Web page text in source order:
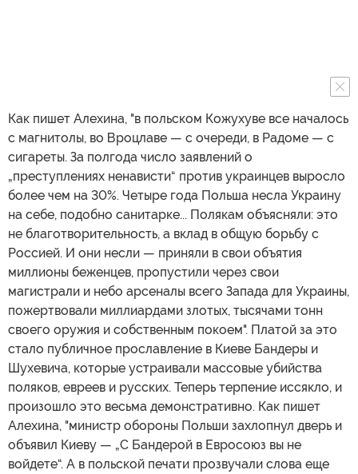
Как пишет Алехина, "в польском Кожухуве все началось
с магнитолы, во Вроцлаве — с очереди, в Радоме — с
сигареты. За полгода число заявлений о
„преступлениях ненависти“ против украинцев выросло
более чем на 30%. Четыре года Польша несла Украину
на себе, подобно санитарке... Полякам объясняли: это
не благотворительность, а вклад в общую борьбу с
Россией. И они несли — приняли в свои объятия
миллионы беженцев, пропустили через свои
магистрали и небо арсеналы всего Запада для Украины,
пожертвовали миллиардами злотых, тысячами тонн
своего оружия и собственным покоем". Платой за это
стало публичное прославление в Киеве Бандеры и
Шухевича, которые устраивали массовые убийства
поляков, евреев и русских. Теперь терпение иссякло, и
произошло это весьма демонстративно. Как пишет
Алехина, "министр обороны Польши захлопнул дверь и
объявил Киеву — „С Бандерой в Евросоюз вы не
войдете“. А в польской печати прозвучали слова еще